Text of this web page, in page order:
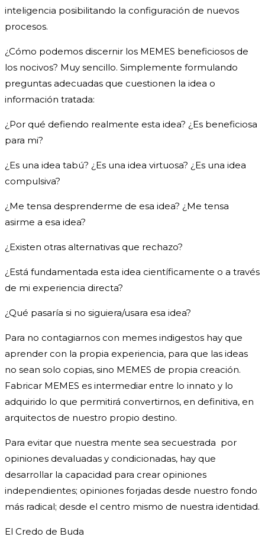
inteligencia posibilitando la configuración de nuevos
procesos.
¿Cómo podemos discernir los MEMES beneficiosos de
los nocivos? Muy sencillo. Simplemente formulando
preguntas adecuadas que cuestionen la idea o
información tratada:
¿Por qué defiendo realmente esta idea? ¿Es beneficiosa
para mi?
¿Es una idea tabú? ¿Es una idea virtuosa? ¿Es una idea
compulsiva?
¿Me tensa desprenderme de esa idea? ¿Me tensa
asirme a esa idea?
¿Existen otras alternativas que rechazo?
¿Está fundamentada esta idea científicamente o a través
de mi experiencia directa?
¿Qué pasaría si no siguiera/usara esa idea?
Para no contagiarnos con memes indigestos hay que
aprender con la propia experiencia, para que las ideas
no sean solo copias, sino MEMES de propia creación.
Fabricar MEMES es intermediar entre lo innato y lo
adquirido lo que permitirá convertirnos, en definitiva, en
arquitectos de nuestro propio destino.
Para evitar que nuestra mente sea secuestrada por
opiniones devaluadas y condicionadas, hay que
desarrollar la capacidad para crear opiniones
independientes; opiniones forjadas desde nuestro fondo
más radical; desde el centro mismo de nuestra identidad.
El Credo de Buda